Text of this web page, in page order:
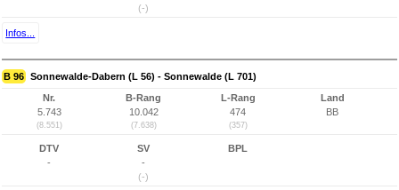
(-)
Infos...
B 96 Sonnewalde-Dabern (L 56) - Sonnewalde (L 701)
Nr.
5.743
(8.551)
B-Rang
10.042
(7.638)
L-Rang
474
(357)
Land
BB
DTV
-
SV
-
(-)
BPL